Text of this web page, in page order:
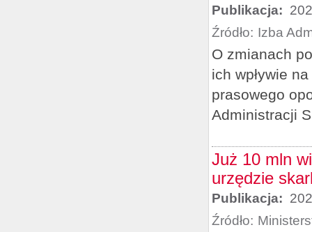
Publikacja:
Źródło: Izba
O zmianach
ich wpływie
prasowego
Administracji
Już 10 mln
urzędzie
Publikacja:
Źródło: